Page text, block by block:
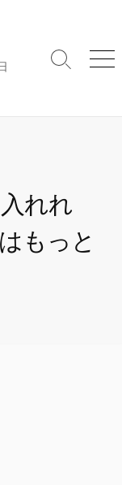
検
メ
れれ
もっと